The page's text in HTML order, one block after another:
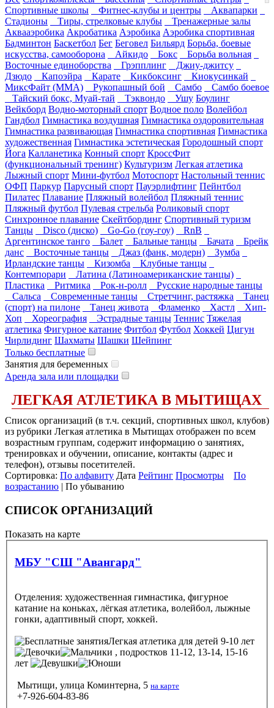
Спортивные школы
Фитнес-клубы и центры
Аквапарки
Стадионы
Тиры, стрелковые клубы
Тренажерные залы
Аквааэробика Акробатика Аэробика Аэробика спортивная
Бадминтон Баскетбол Бег Беговел Бильярд Борьба, боевые
искусства, самооборона
Айкидо Бокс
Борьба вольная
Восточные единоборства
Грэпплинг
Джиу-джитсу
Дзюдо
Капоэйра Карате Кикбоксинг
Киокусинкай
МиксФайт (ММА)
Рукопашный бой Самбо
Самбо боевое
Тайский бокс, Муай-тай
Тэквондо Ушу Боулинг
Вейкборд Водно-моторный спорт Водное поло Волейбол
Гандбол Гимнастика воздушная Гимнастика оздоровительная
Гимнастика развивающая Гимнастика спортивная Гимнастика
художественная Гимнастика эстетическая Городошный спорт
Йога Калланетика Конный спорт КроссФит
(функциональный тренинг) Культуризм Легкая атлетика
Лыжный спорт Мини-футбол Мотоспорт Настольный теннис
ОФП Паркур Парусный спорт Пауэрлифтинг Пейнтбол
Пилатес Плавание Пляжный волейбол Пляжный теннис
Пляжный футбол Пулевая стрельба Роликовый спорт
Синхронное плавание Скейтбординг Спортивный туризм
Танцы
Disco (диско) Go-Go (гоу-гоу)
RnB
Аргентинское танго
Балет Бальные танцы Бачата
Брейк
данс
Восточные танцы Джаз (фанк, модерн)
Зумба
Ирландские танцы
Кизомба
Клубные танцы
Контемпорари
Латина (Латиноамериканские танцы)
Пластика
Ритмика Рок-н-ролл
Русские народные танцы
Сальса
Современные танцы Стретчинг, растяжка
Танец
(спорт) на пилоне
Танец живота Фламенко Хастл
Хип-
Хоп
Хореография Эстрадные танцы Теннис Тяжелая
атлетика Фигурное катание Фитбол Футбол Хоккей Цигун
Чирлидинг Шахматы Шашки Шейпинг
Только бесплатные
Занятия для беременных
Аренда зала или площадки
ЛЕГКАЯ АТЛЕТИКА В МЫТИЩАХ
Список организаций (в т.ч. секций, спортивных школ, клубов)
из рубрики Легкая атлетика в Мытищах отображен по всем
возрастным группам, содержит информацию о занятиях,
тренировках и обучении, описание, контакты (адрес и
телефон), отзывы посетителей.
Сортировка: По алфавиту Дата Рейтинг Просмотры
По
возрастанию | По убыванию
СПИСОК ОРГАНИЗАЦИЙ
Показать на карте
МБУ "СШ "Авангард"
Отделения: художественная гимнастика, фигурное
катание на коньках, лёгкая атлетика, волейбол, лыжные
гонки, адаптивный спорт, хоккей.
Легкая атлетика для детей 9-10 лет
, подростков 11-12, 13-14, 15-16
лет
Мытищи, улица Коминтерна, 5 на карте
+7-926-604-83-86